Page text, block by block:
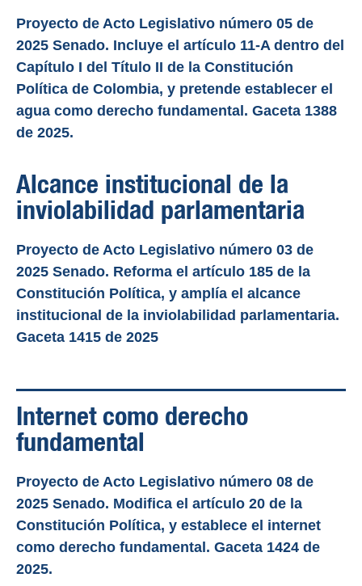
Proyecto de Acto Legislativo número 05 de
2025 Senado. Incluye el artículo 11-A dentro del
Capítulo I del Título II de la Constitución
Política de Colombia, y pretende establecer el
agua como derecho fundamental. Gaceta 1388
de 2025.
Alcance institucional de la
inviolabilidad parlamentaria
Proyecto de Acto Legislativo número 03 de
2025 Senado. Reforma el artículo 185 de la
Constitución Política, y amplía el alcance
institucional de la inviolabilidad parlamentaria.
Gaceta 1415 de 2025
Internet como derecho
fundamental
Proyecto de Acto Legislativo número 08 de
2025 Senado. Modifica el artículo 20 de la
Constitución Política, y establece el internet
como derecho fundamental. Gaceta 1424 de
2025.